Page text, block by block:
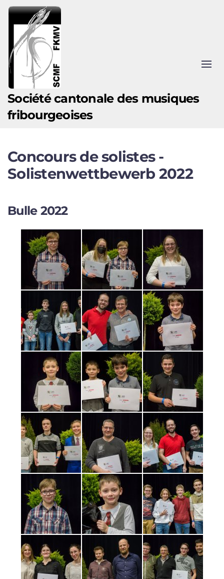
Accéder au contenu principal
Société cantonale des musiques
fribourgeoises
Concours de solistes -
Solistenwettbewerb 2022
Bulle 2022